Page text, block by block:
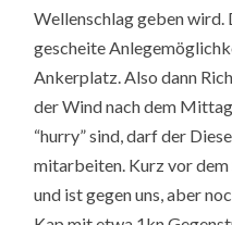
Wellenschlag geben wird.
gescheite
Ankerplatz. Also dann
der Wind nach dem
“hurry” sind, darf der
mitarbeiten. Kurz vor
und ist gegen uns, aber